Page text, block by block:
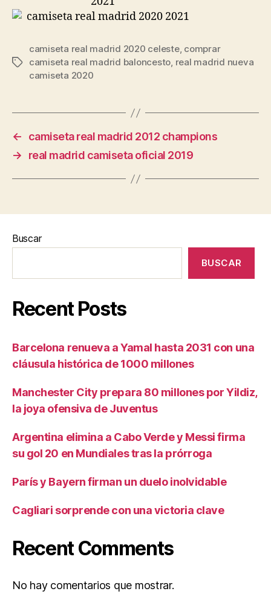
Etiquetas
camiseta real madrid 2020 celeste, comprar
camiseta real madrid baloncesto, real madrid nueva
camiseta 2020
←
camiseta real madrid 2012 champions
→
real madrid camiseta oficial 2019
Buscar
BUSCAR
Recent Posts
Barcelona renueva a Yamal hasta 2031 con una
cláusula histórica de 1000 millones
Manchester City prepara 80 millones por Yildiz,
la joya ofensiva de Juventus
Argentina elimina a Cabo Verde y Messi firma
su gol 20 en Mundiales tras la prórroga
París y Bayern firman un duelo inolvidable
Cagliari sorprende con una victoria clave
Recent Comments
No hay comentarios que mostrar.